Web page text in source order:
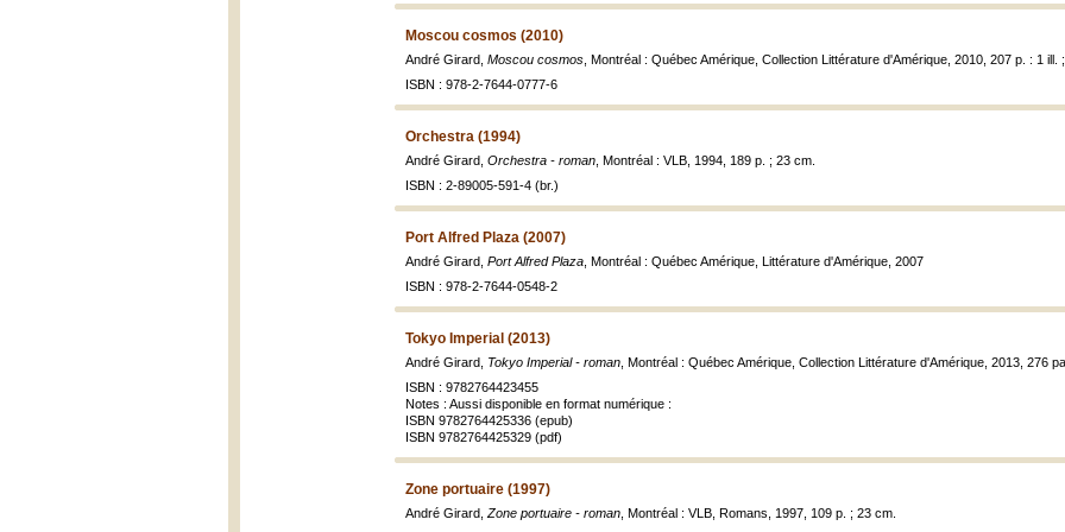
Moscou cosmos (2010)
André Girard, Moscou cosmos , Montréal : Québec Amérique, Collection Littérature d'Amérique, 2010, 207 p. : 1 ill.
ISBN : 978-2-7644-0777-6
Orchestra (1994)
André Girard, Orchestra - roman , Montréal : VLB, 1994, 189 p. ; 23 cm.
ISBN : 2-89005-591-4 (br.)
Port Alfred Plaza (2007)
André Girard, Port Alfred Plaza , Montréal : Québec Amérique, Littérature d'Amérique, 2007
ISBN : 978-2-7644-0548-2
Tokyo Imperial (2013)
André Girard, Tokyo Imperial - roman , Montréal : Québec Amérique, Collection Littérature d'Amérique, 2013, 276
ISBN : 9782764423455
Notes : Aussi disponible en format numérique :
ISBN 9782764425336 (epub)
ISBN 9782764425329 (pdf)
Zone portuaire (1997)
André Girard, Zone portuaire - roman , Montréal : VLB, Romans, 1997, 109 p. ; 23 cm.